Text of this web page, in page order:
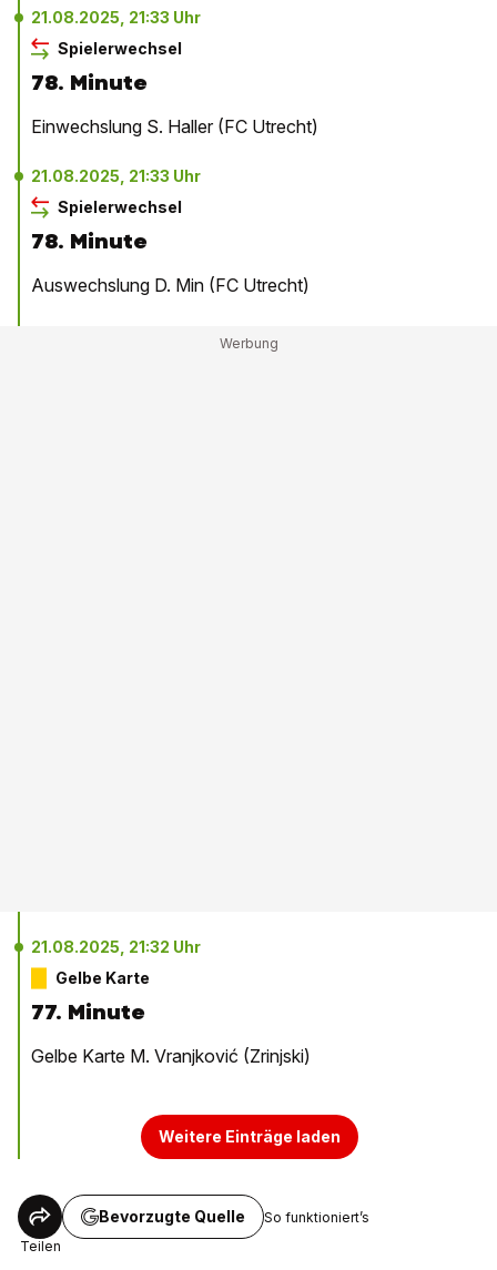
21.08.2025, 21:33 Uhr
Spielerwechsel
78. Minute
Einwechslung S. Haller (FC Utrecht)
21.08.2025, 21:33 Uhr
Spielerwechsel
78. Minute
Auswechslung D. Min (FC Utrecht)
21.08.2025, 21:32 Uhr
Gelbe Karte
77. Minute
Gelbe Karte M. Vranjković (Zrinjski)
Weitere Einträge laden
Teilen
Bevorzugte Quelle So funktioniert’s